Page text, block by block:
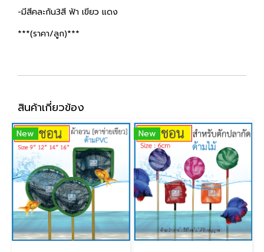
-มีสีคละกัน3สี ฟ้า เขียว แดง
***(ราคา/ลูก)***
สินค้าเกี่ยวข้อง
New New